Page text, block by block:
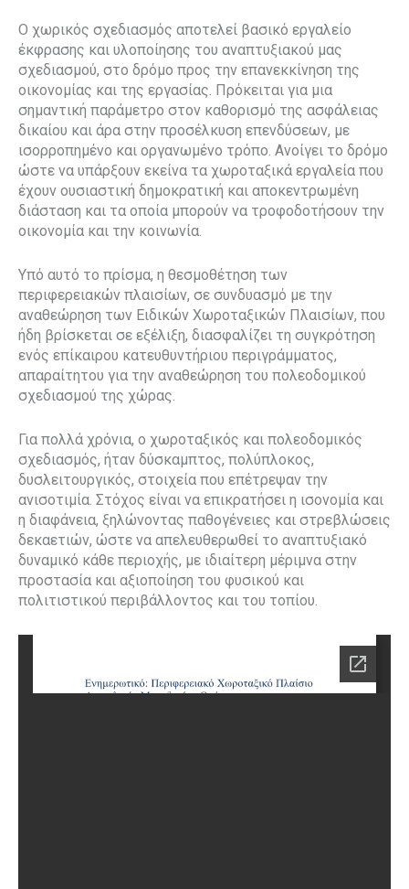
Ο χωρικός σχεδιασμός αποτελεί βασικό εργαλείο
έκφρασης και υλοποίησης του αναπτυξιακού μας
σχεδιασμού, στο δρόμο προς την επανεκκίνηση της
οικονομίας και της εργασίας. Πρόκειται για μια
σημαντική παράμετρο στον καθορισμό της ασφάλειας
δικαίου και άρα στην προσέλκυση επενδύσεων, με
ισορροπημένο και οργανωμένο τρόπο. Ανοίγει το δρόμο
ώστε να υπάρξουν εκείνα τα χωροταξικά εργαλεία που
έχουν ουσιαστική δημοκρατική και αποκεντρωμένη
διάσταση και τα οποία μπορούν να τροφοδοτήσουν την
οικονομία και την κοινωνία.
Υπό αυτό το πρίσμα, η θεσμοθέτηση των
περιφερειακών πλαισίων, σε συνδυασμό με την
αναθεώρηση των Ειδικών Χωροταξικών Πλαισίων, που
ήδη βρίσκεται σε εξέλιξη, διασφαλίζει τη συγκρότηση
ενός επίκαιρου κατευθυντήριου περιγράμματος,
απαραίτητου για την αναθεώρηση του πολεοδομικού
σχεδιασμού της χώρας.
Για πολλά χρόνια, ο χωροταξικός και πολεοδομικός
σχεδιασμός, ήταν δύσκαμπτος, πολύπλοκος,
δυσλειτουργικός, στοιχεία που επέτρεψαν την
ανισοτιμία. Στόχος είναι να επικρατήσει η ισονομία και
η διαφάνεια, ξηλώνοντας παθογένειες και στρεβλώσεις
δεκαετιών, ώστε να απελευθερωθεί το αναπτυξιακό
δυναμικό κάθε περιοχής, με ιδιαίτερη μέριμνα στην
προστασία και αξιοποίηση του φυσικού και
πολιτιστικού περιβάλλοντος και του τοπίου.